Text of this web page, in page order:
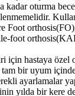
kadar oturma
Foot
foot
için hastaya özel
bir uyum
ayarlamalar
yılda bir kere